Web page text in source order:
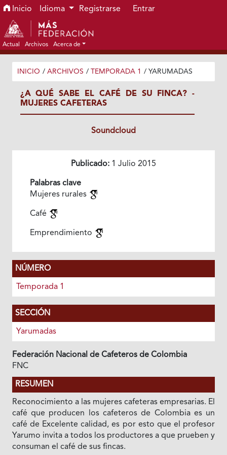
Ir al menú de navegación principal
Ir al contenido principal
Ir al pie de página del sitio
Inicio Idioma Registrarse Entrar
Actual Archivos Acerca de
INICIO / ARCHIVOS / TEMPORADA 1 / YARUMADAS
¿A QUÉ SABE EL CAFÉ DE SU FINCA? -
MUJERES CAFETERAS
Soundcloud
Publicado: 1 Julio 2015
Palabras clave
Mujeres rurales
Café
Emprendimiento
NÚMERO
Temporada 1
SECCIÓN
Yarumadas
Federación Nacional de Cafeteros de Colombia
FNC
RESUMEN
Reconocimiento a las mujeres cafeteras empresarias. El
café que producen los cafeteros de Colombia es un
café de Excelente calidad, es por esto que el profesor
Yarumo invita a todos los productores a que prueben y
consuman el café de sus fincas.